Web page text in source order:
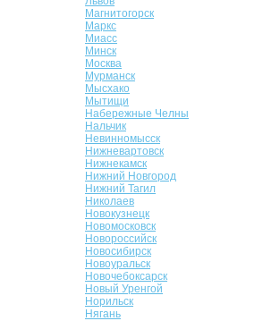
Магнитогорск
Маркс
Миасс
Минск
Москва
Мурманск
Мысхако
Мытищи
Набережные Челны
Нальчик
Невинномысск
Нижневартовск
Нижнекамск
Нижний Новгород
Нижний Тагил
Николаев
Новокузнецк
Новомосковск
Новороссийск
Новосибирск
Новоуральск
Новочебоксарск
Новый Уренгой
Норильск
Нягань